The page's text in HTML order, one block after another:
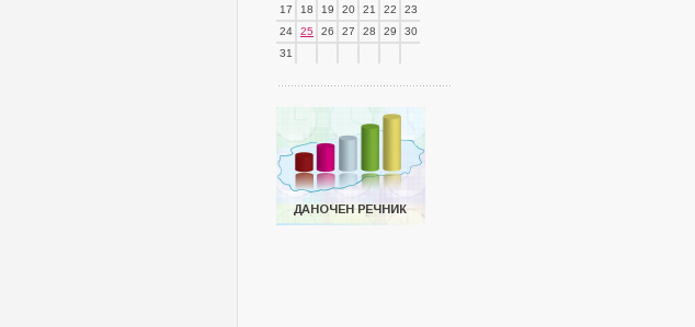
17
18 19 20 21 22
23
24
25 26 27 28 29
30
31